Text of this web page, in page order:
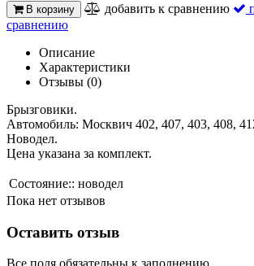
В корзину добавить к сравнению
сравнению
Описание
Характеристики
Отзывы (0)
Брызговики.
Автомобиль: Москвич 402, 407, 403, 408,
Новодел.
Цена указана за комплект.
Состояние:: новодел
Пока нет отзывов
Оставить отзыв